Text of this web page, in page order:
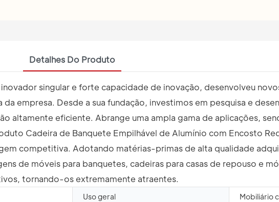
Detalhes Do Produto
singular e forte capacidade de inovação, desenvolveu
empresa. Desde a sua fundação, investimos em pesquisa e
altamente eficiente. Abrange uma ampla gama de aplicações,
Cadeira de Banquete Empilhável de Alumínio com Encosto
competitiva. Adotando matérias-primas de alta qualidade
de móveis para banquetes, cadeiras para casas de repouso e
tornando-os extremamente atraentes.
Uso geral Mobiliário